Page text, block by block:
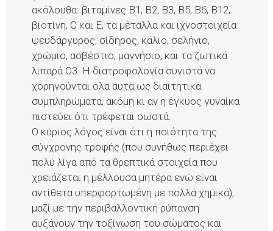
ακόλουθα: βιταμίνες Β1, Β2, Β3, Β5, Β6, Β12,
βιοτίνη, C και Ε, τα μέταλλα και ιχνοστοιχεία
ψευδάργυρος, σίδηρος, κάλιο, σελήνιο,
χρώμιο, ασβέστιο, μαγνήσιο, και τα ζωτικά
λιπαρά Ω3. Η διατροφολογία συνιστά να
χορηγούνται όλα αυτά ως διαιτητικά
συμπληρώματα, ακόμη κι αν η έγκυος γυναίκα
πιστεύει ότι τρέφεται σωστά.
Ο κύριος λόγος είναι ότι η ποιότητα της
σύγχρονης τροφής (που συνήθως περιέχει
πολύ λίγα από τα θρεπτικά στοιχεία που
χρειάζεται η μέλλουσα μητέρα ενώ είναι
αντίθετα υπερφορτωμένη με πολλά χημικά),
μαζί με την περιβαλλοντική ρύπανση
αυξάνουν την τοξίνωση του σώματος και